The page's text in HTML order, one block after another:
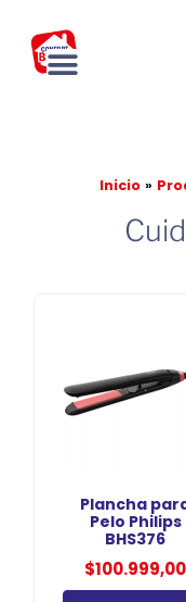
contenido
Inicio
Plancha
Pelo Philips
BHS376
$100.999,00